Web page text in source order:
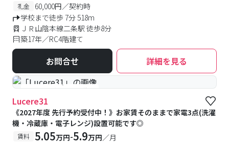
礼金
60,000円／契約時
学校まで徒歩 7分 518m
ＪＲ山陰本線二条駅 徒歩8分
築17年／RC4階建て
お問合せ 詳細を見る
#予約受付中 #空室待ち
Lucere31
《2027年度 先行予約受付中！》お家賃そのままで家電3点(洗濯
機・冷蔵庫・電子レンジ)設置可能です◎
賃料 5.05万円-5.9万円／月